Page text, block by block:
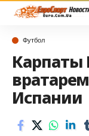
Футбол
Карпаты
Испании